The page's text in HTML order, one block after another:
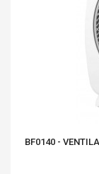
BF0140 -